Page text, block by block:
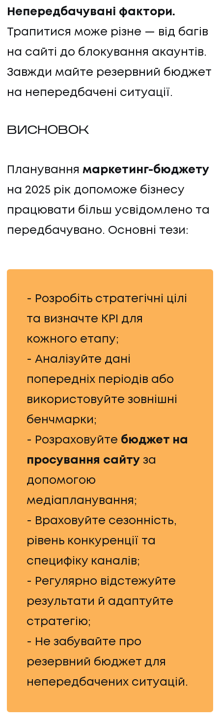
Непередбачувані фактори.
Трапитися може різне — від багів
на сайті до блокування акаунтів.
Завжди майте резервний бюджет
на непередбачені ситуації.
ВИСНОВОК
Планування маркетинг-бюджету
на 2025 рік допоможе бізнесу
працювати більш усвідомлено та
передбачувано. Основні тези:
- Розробіть стратегічні цілі
та визначте KPI для
кожного етапу;
- Аналізуйте дані
попередніх періодів або
використовуйте зовнішні
бенчмарки;
- Розраховуйте бюджет на
просування сайтуза
допомогою
медіапланування;
- Враховуйте сезонність,
рівень конкуренції та
специфіку каналів;
- Регулярно відстежуйте
результати й адаптуйте
стратегію;
- Не забувайте про
резервний бюджет для
непередбачених ситуацій.
© 2026Promodo
Політика конфіденційності
НАПИСАТИ НАМ
UA EN
UA EN